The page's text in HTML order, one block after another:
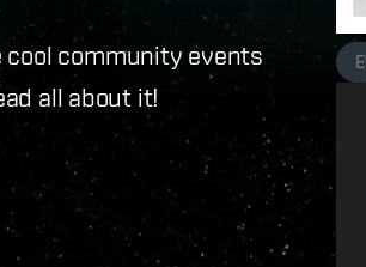
cool community events
all about it!